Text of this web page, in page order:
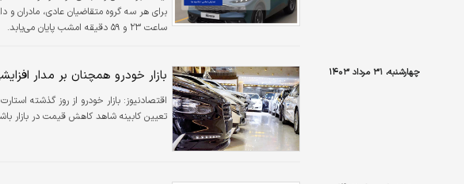
ساعت ۲۳ و ۵۹ دقیقه امشب پایان می‌یابد.
چهارشنبه، ۳۱ مرداد ۱۴۰۳ بازار خودرو همچنان بر مدار
اقتصادنیوز: بازار خودرو از روز گذشته
تعیین کابینه شاهد کاهش قیمت در بازار